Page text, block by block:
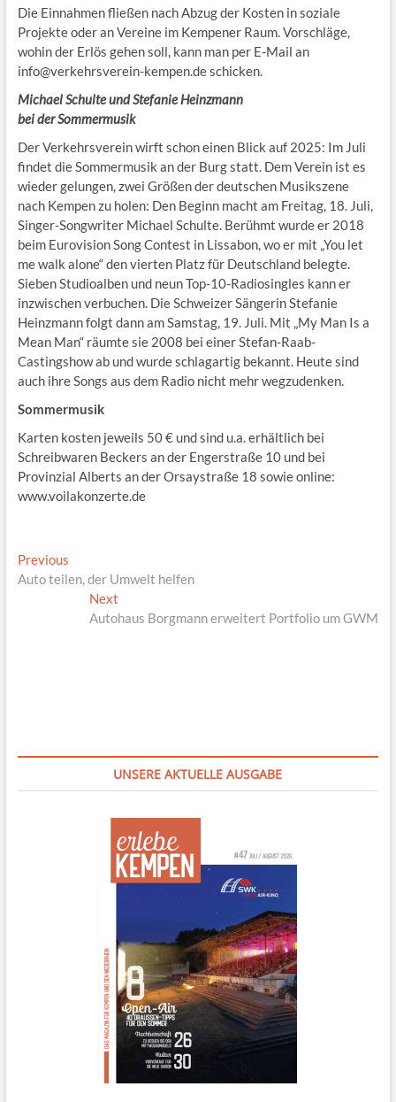
Die Einnahmen fließen nach Abzug der Kosten in soziale
Projekte oder an Vereine im Kempener Raum. Vorschläge,
wohin der Erlös gehen soll, kann man per E-Mail an
info@verkehrsverein-kempen.de schicken.
Michael Schulte und Stefanie Heinzmann
bei der Sommermusik
Der Verkehrsverein wirft schon einen Blick auf 2025: Im Juli
findet die Sommermusik an der Burg statt. Dem Verein ist es
wieder gelungen, zwei Größen der deutschen Musikszene
nach Kempen zu holen: Den Beginn macht am Freitag, 18. Juli,
Singer-Songwriter Michael Schulte. Berühmt wurde er 2018
beim Eurovision Song Contest in Lissabon, wo er mit „You let
me walk alone“ den vierten Platz für Deutschland belegte.
Sieben Studioalben und neun Top-10-Radiosingles kann er
inzwischen verbuchen. Die Schweizer Sängerin Stefanie
Heinzmann folgt dann am Samstag, 19. Juli. Mit „My Man Is a
Mean Man“ räumte sie 2008 bei einer Stefan-Raab-
Castingshow ab und wurde schlagartig bekannt. Heute sind
auch ihre Songs aus dem Radio nicht mehr wegzudenken.
Sommermusik
Karten kosten jeweils 50 € und sind u.a. erhältlich bei
Schreibwaren Beckers an der Engerstraße 10 und bei
Provinzial Alberts an der Orsaystraße 18 sowie online:
www.voilakonzerte.de
Beitragsnavigation
PreviousPrevious
post:
Auto teilen, der Umwelt helfen
Next
post:
Autohaus Borgmann erweitert Portfolio um GWM
UNSERE AKTUELLE AUSGABE